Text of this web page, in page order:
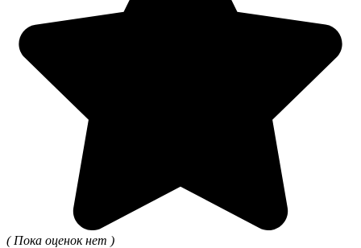
( Пока оценок нет )